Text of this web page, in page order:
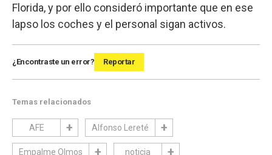
Florida, y por ello consideró importante que en ese
lapso los coches y el personal sigan activos.
¿Encontraste un error? Reportar
Temas relacionados
AFE Alfonso Lereté
Empalme Olmos noticia